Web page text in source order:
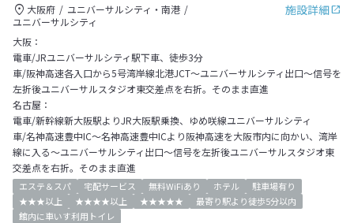
施設詳細
大阪府
ユニバーサルシティ・南港
ユニバーサルシティ
大阪：
電車/JRユニバーサルシティ駅下車、徒歩3分
車/阪神高速各入口から5号湾岸線北港JCT～ユニバーサルシティ出口～信号を
左折後ユニバーサルスタジオ東交差点を右折。そのまま直進
名古屋：
電車/新幹線新大阪駅よりJR大阪駅乗換、ゆめ咲線ユニバーサルシティ
車/名神高速豊中IC～名神高速豊中ICより阪神高速を大阪市内に向かい、湾岸
線に入る～ユニバーサルシティ出口～信号を左折後ユニバーサルスタジオ東
交差点を右折。そのまま直進
エステ＆スパ 宅配サービス 無料WiFiあり ホテル
駐車場有り
★★★以上
★★★★以上 ★★★★★
最寄り駅より徒歩5分以内
館内に車いす利用トイレ